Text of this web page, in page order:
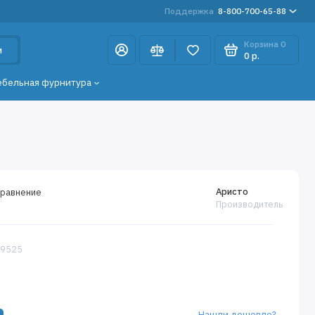
Поддержка 8-800-700-65-88
Корзина 0
0 р.
фурнитура
Аристо
Производитель